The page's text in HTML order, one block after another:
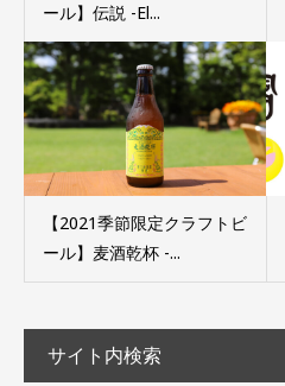
ール】伝説 -El...
【2021季節限定クラフトビ
ール】麦酒乾杯 -...
サイト内検索